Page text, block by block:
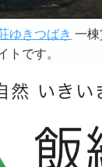
ゆきつばき 一
トです。